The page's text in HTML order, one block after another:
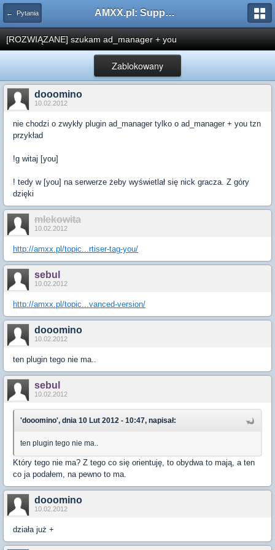
← Pytania AMXX.pl: Support AMX Mod X i SourceMod
[ROZWIĄZANE] szukam ad_manager + you
Zablokowany
dooomino
10.02.2012
nie chodzi o zwykły plugin ad_manager tylko o ad_manager + you tzn
przykład
!g witaj [you]
! tedy w [you] na serwerze żeby wyświetlał się nick gracza. Z góry
dzięki
mlekowita
10.02.2012
http://amxx.pl/topic...rtiser-tag-you/
sebul
10.02.2012
http://amxx.pl/topic...vanced-version/
dooomino
10.02.2012
ten plugin tego nie ma..
sebul
10.02.2012
'dooomino', dnia 10 Lut 2012 - 10:47, napisał:
ten plugin tego nie ma..
Który tego nie ma? Z tego co się orientuję, to obydwa to mają, a ten
co ja podałem, na pewno to ma.
dooomino
10.02.2012
działa już +